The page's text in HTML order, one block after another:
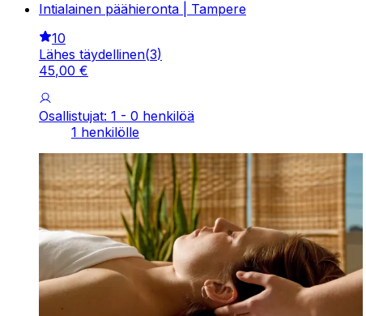
Intialainen päähieronta | Tampere
10
Lähes täydellinen(3)
45,00 €
Osallistujat: 1 - 0 henkilöä
1 henkilölle